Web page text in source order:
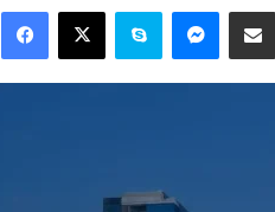
Facebook
X Skype